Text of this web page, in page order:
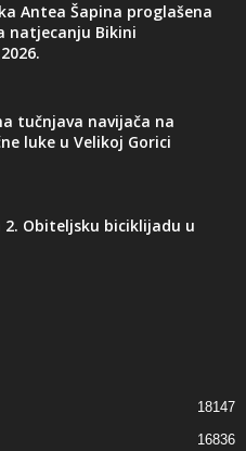
Antea Šapina proglašena
natjecanju Bikini
tučnjava navijača na
luke u Velikoj Gorici
2. Obiteljsku biciklijadu u
18147
16836